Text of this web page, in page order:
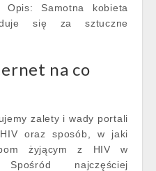
Samotna kobieta
się za sztuczne
na co
zalety i wady portali
oraz sposób, w jaki
żyjącym z HIV w
najczęściej